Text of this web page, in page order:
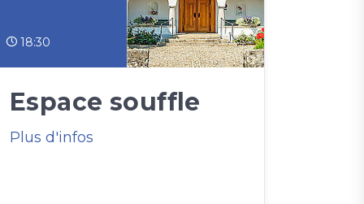
18:30
Espace souffle
Plus d'infos